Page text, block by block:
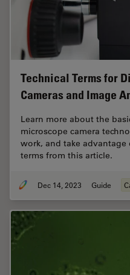
Technical Terms for
Cameras and Image
Learn more about the
microscope camera
work, and take
terms from this article.
Dec 14, 2023 Guide